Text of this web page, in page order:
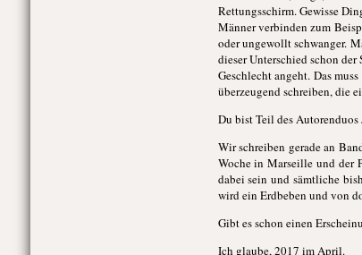
Rettungsschirm. Gewisse
Männer verbinden zum
oder ungewollt schwanger.
dieser Unterschied schon
Geschlecht angeht. Das
überzeugend schreiben, die
Du bist Teil des
Wir schreiben gerade an
Woche in Marseille und der
dabei sein und sämtliche
wird ein Erdbeben und von
Gibt es schon einen
Ich glaube, 2017 im April.